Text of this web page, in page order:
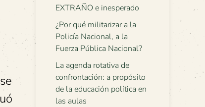
EXTRAÑO e inesperado
¿Por qué militarizar a la
Policía Nacional, a la
Fuerza Pública Nacional?
La agenda rotativa de
confrontación: a propósito
de la educación política en
las aulas